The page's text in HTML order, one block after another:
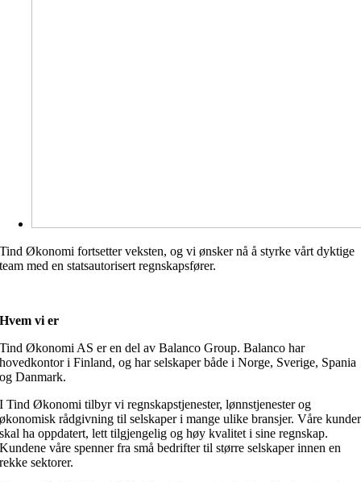
Tind Økonomi fortsetter veksten, og vi ønsker nå å styrke vårt dyktige
team med en statsautorisert regnskapsfører.
Hvem vi er
Tind Økonomi AS er en del av Balanco Group. Balanco har
hovedkontor i Finland, og har selskaper både i Norge, Sverige, Spania
og Danmark.
I Tind Økonomi tilbyr vi regnskapstjenester, lønnstjenester og
økonomisk rådgivning til selskaper i mange ulike bransjer. Våre kunder
skal ha oppdatert, lett tilgjengelig og høy kvalitet i sine regnskap.
Kundene våre spenner fra små bedrifter til større selskaper innen en
rekke sektorer.